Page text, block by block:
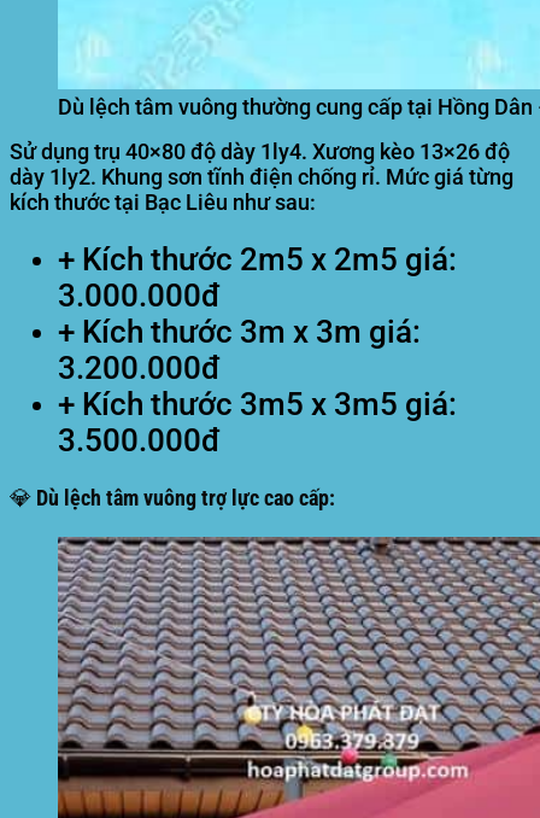
Dù lệch tâm vuông thường cung cấp tại Hồng Dân
Sử dụng trụ 40×80 độ dày 1ly4. Xương kèo 13×26 độ
dày 1ly2. Khung sơn tĩnh điện chống rỉ. Mức giá từng
kích thước tại Bạc Liêu như sau:
+ Kích thước 2m5 x 2m5 giá:
3.000.000đ
+ Kích thước 3m x 3m giá:
3.200.000đ
+ Kích thước 3m5 x 3m5 giá:
3.500.000đ
💎 Dù lệch tâm vuông trợ lực cao cấp: